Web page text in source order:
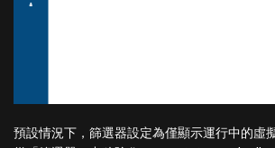
預設情況下，篩選器設定為僅顯示運行中的虛